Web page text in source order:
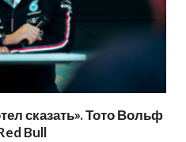
сказать». Тото Вольф
Bull